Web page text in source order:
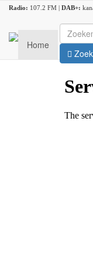
Radio: 107.2 FM | DAB+:
Home Nieuws